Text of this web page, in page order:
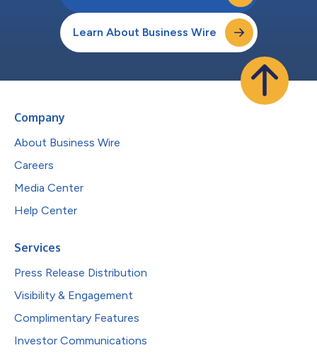
Learn About Business Wire
Company
About Business Wire
Careers
Media Center
Help Center
Services
Press Release Distribution
Visibility & Engagement
Complimentary Features
Investor Communications